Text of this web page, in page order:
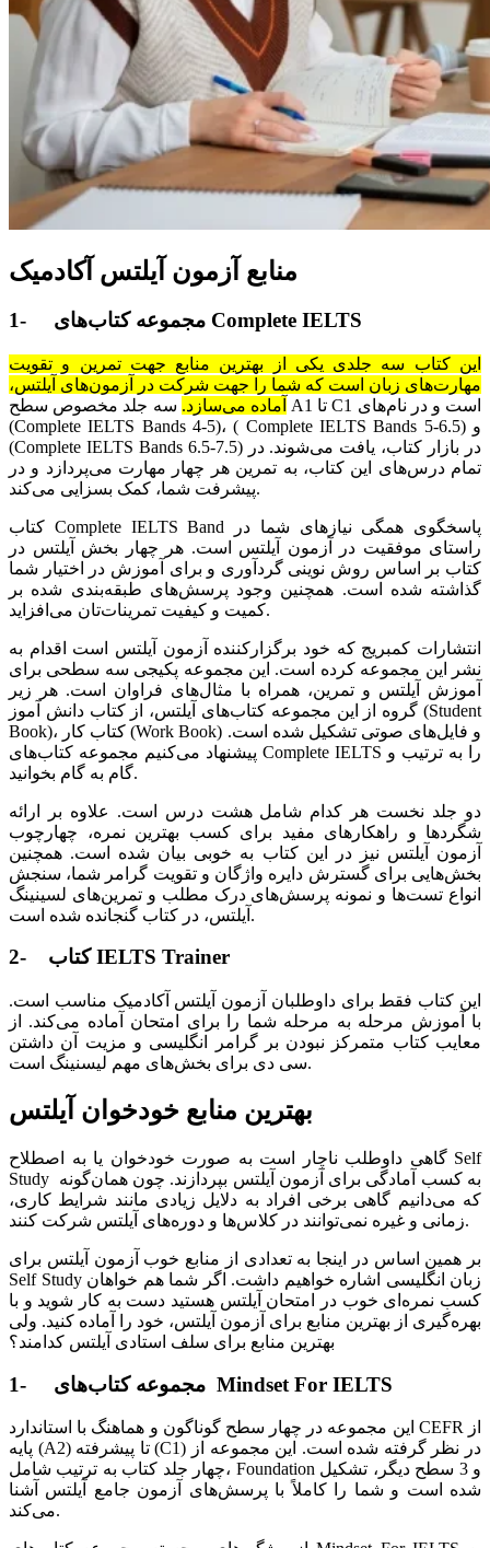
منابع آزمون آیلتس آکادمیک
1- مجموعه کتاب‌های Complete IELTS
این کتاب سه جلدی یکی از بهترین منابع جهت تمرین و تقویت
مهارت‌‌های زبان است که شما را جهت شرکت در آزمون‌های آیلتس،
آماده می‌سازد. سه جلد مخصوص سطح A1 تا C1 است و در نام‌های
(Complete IELTS Bands 4-5)، ( Complete IELTS Bands 5-6.5) و
(Complete IELTS Bands 6.5-7.5) در بازار کتاب، یافت می‌شوند. در
تمام درس‌های این کتاب، به تمرین هر چهار مهارت می‌پردازد و در
پیشرفت شما، کمک بسزایی می‌کند.
کتاب Complete IELTS Band پاسخگوی همگی نیازهای شما در
راستای موفقیت در آزمون آیلتس است. هر چهار بخش آیلتس در
کتاب بر اساس روش نوینی گردآوری و برای آموزش در اختیار شما
گذاشته شده است. همچنین وجود پرسش‌های طبقه‌بندی شده بر
کمیت و کیفیت تمرینات‌تان می‌افزاید.
انتشارات کمبریج که خود برگزارکننده آزمون آیلتس است اقدام به
نشر این مجموعه کرده است. این مجموعه پکیجی سه سطحی برای
آموزش آیلتس و تمرین، همراه با مثال‌های فراوان است. هر زیر
گروه از این مجموعه کتاب‌های آیلتس، از کتاب دانش آموز (Student
Book)، کتاب کار (Work Book) و فایل‌های صوتی تشکیل شده است.
پیشنهاد می‌کنیم مجموعه کتاب‌های Complete IELTS را به ترتیب و
گام به گام بخوانید.
دو جلد نخست هر کدام شامل هشت درس است. علاوه بر ارائه
شگردها و راهکارهای مفید برای کسب بهترین نمره، چهارچوب
آزمون آیلتس نیز در این کتاب به خوبی بیان شده است. همچنین
بخش‌هایی برای گسترش دایره واژگان و تقویت گرامر شما، سنجش
انواع تست‌ها و نمونه پرسش‌های درک مطلب و تمرین‌های لسینینگ
آیلتس، در کتاب گنجانده شده است.
2- کتاب IELTS Trainer
این کتاب فقط برای داوطلبان آزمون آیلتس آکادمیک مناسب است.
با آموزش مرحله به مرحله شما را برای امتحان آماده می‌کند. از
معایب کتاب متمرکز نبودن بر گرامر انگلیسی و مزیت آن داشتن
سی دی برای بخش‌های مهم لیسنینگ است.
بهترین منابع خودخوان آیلتس
گاهی داوطلب ناچار است به صورت خودخوان یا به اصطلاح Self
Study به کسب آمادگی برای آزمون آیلتس بپردازند. چون همان‌گونه
که می‌دانیم گاهی برخی افراد به دلایل زیادی مانند شرایط کاری،
زمانی و غیره نمی‌توانند در کلاس‌ها و دوره‌های آیلتس شرکت کنند.
بر همین اساس در اینجا به تعدادی از منابع خوب آزمون آیلتس برای
Self Study زبان انگلیسی اشاره خواهیم داشت. اگر شما هم خواهان
کسب نمره‌ای خوب در امتحان آیلتس هستید دست به کار شوید و با
بهره‌گیری از بهترین منابع برای آزمون آیلتس، خود را آماده کنید. ولی
بهترین منابع برای سلف استادی آیلتس کدامند؟
1- مجموعه کتاب‌های Mindset For IELTS
این مجموعه در چهار سطح گوناگون و هماهنگ با استاندارد CEFR از
پایه (A2) تا پیشرفته (C1) در نظر گرفته شده است. این مجموعه از
چهار جلد کتاب به‌ ترتیب شامل، Foundation و 3 سطح دیگر، تشکیل
شده است و شما را کاملاً با پرسش‌های آزمون جامع آیلتس آشنا
می‌کند.